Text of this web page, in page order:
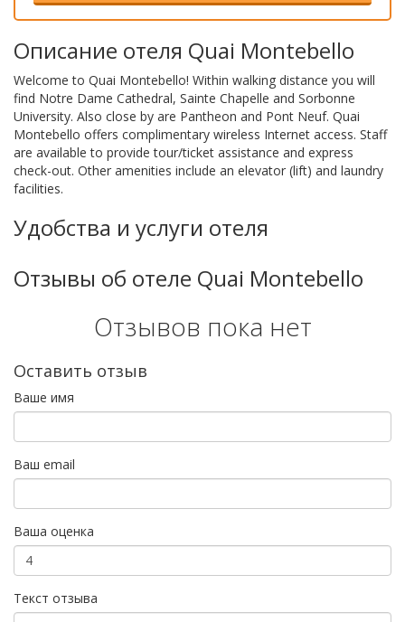
Описание отеля Quai Montebello
Welcome to Quai Montebello! Within walking distance you will
find Notre Dame Cathedral, Sainte Chapelle and Sorbonne
University. Also close by are Pantheon and Pont Neuf. Quai
Montebello offers complimentary wireless Internet access. Staff
are available to provide tour/ticket assistance and express
check-out. Other amenities include an elevator (lift) and laundry
facilities.
Удобства и услуги отеля
Отзывы об отеле Quai Montebello
Отзывов пока нет
Оставить отзыв
Ваше имя
Ваш email
Ваша оценка
Текст отзыва